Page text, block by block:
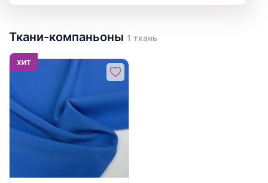
Ткани-компаньоны 1 ткань
ХИТ